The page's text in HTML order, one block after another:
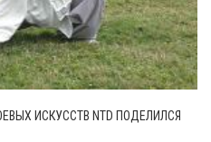
ИСКУССТВ NTD ПОДЕЛИЛСЯ